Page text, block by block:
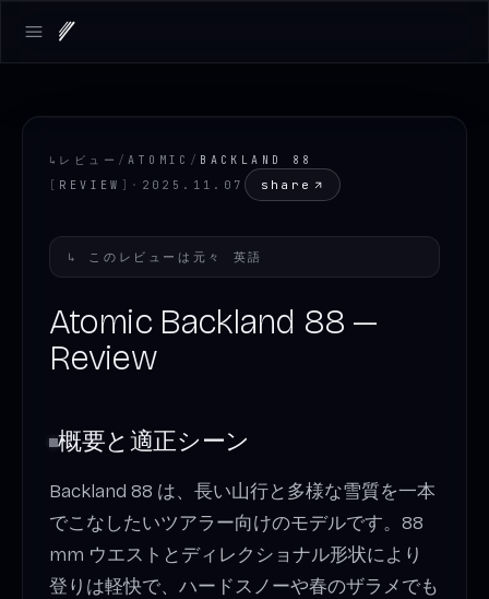
Open main menu
↳ レビュー /ATOMIC / BACKLAND 88
[ REVIEW ] · 2025.11.07 share
↳ このレビューは元々 英語
Atomic Backland 88 —
Review
概要と適正シーン
Backland 88 は、長い山行と多様な雪質を一本
でこなしたいツアラー向けのモデルです。88
mm ウエストとディレクショナル形状により
登りは軽快で、ハードスノーや春のザラメでも